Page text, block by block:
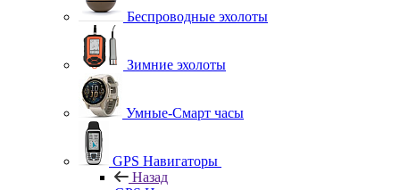
Беспроводные эхолоты
Зимние эхолоты
Умные-Смарт часы
GPS Навигаторы
Назад